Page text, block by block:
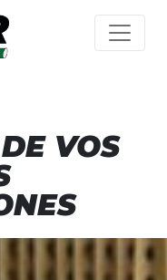
VOS